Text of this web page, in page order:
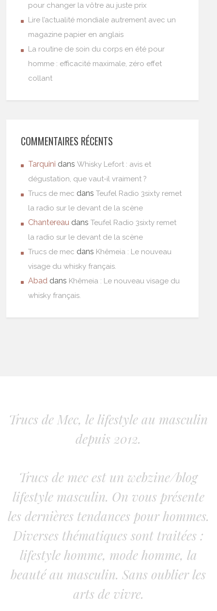
pour changer la vôtre au juste prix
Lire l’actualité mondiale autrement avec un
magazine papier en anglais
La routine de soin du corps en été pour
homme : efficacité maximale, zéro effet
collant
COMMENTAIRES RÉCENTS
Tarquini dansWhisky Lefort : avis et
dégustation, que vaut-il vraiment ?
Trucs de mec dansTeufel Radio 3sixty remet
la radio sur le devant de la scène
Chantereau dansTeufel Radio 3sixty remet
la radio sur le devant de la scène
Trucs de mec dans Khêmeia : Le nouveau
visage du whisky français.
Abad dans Khêmeia : Le nouveau visage du
whisky français.
Trucs de Mec, le lifestyle au masculin
depuis 2012.
Trucs de mec est un webzine/blog
lifestyle masculin. On vous présente
les dernières tendances pour hommes.
Diverses thématiques sont traitées :
lifestyle homme, mode homme, la
beauté au masculin. Sans oublier les
arts de vivre.